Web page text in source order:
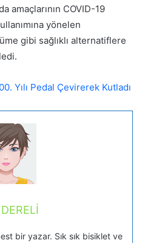
amaçlarının COVID-19
yönelen
gibi sağlıklı alternatiflere
Yılı Pedal Çevirerek Kutladı
bir yazar. Sık sık bisiklet ve